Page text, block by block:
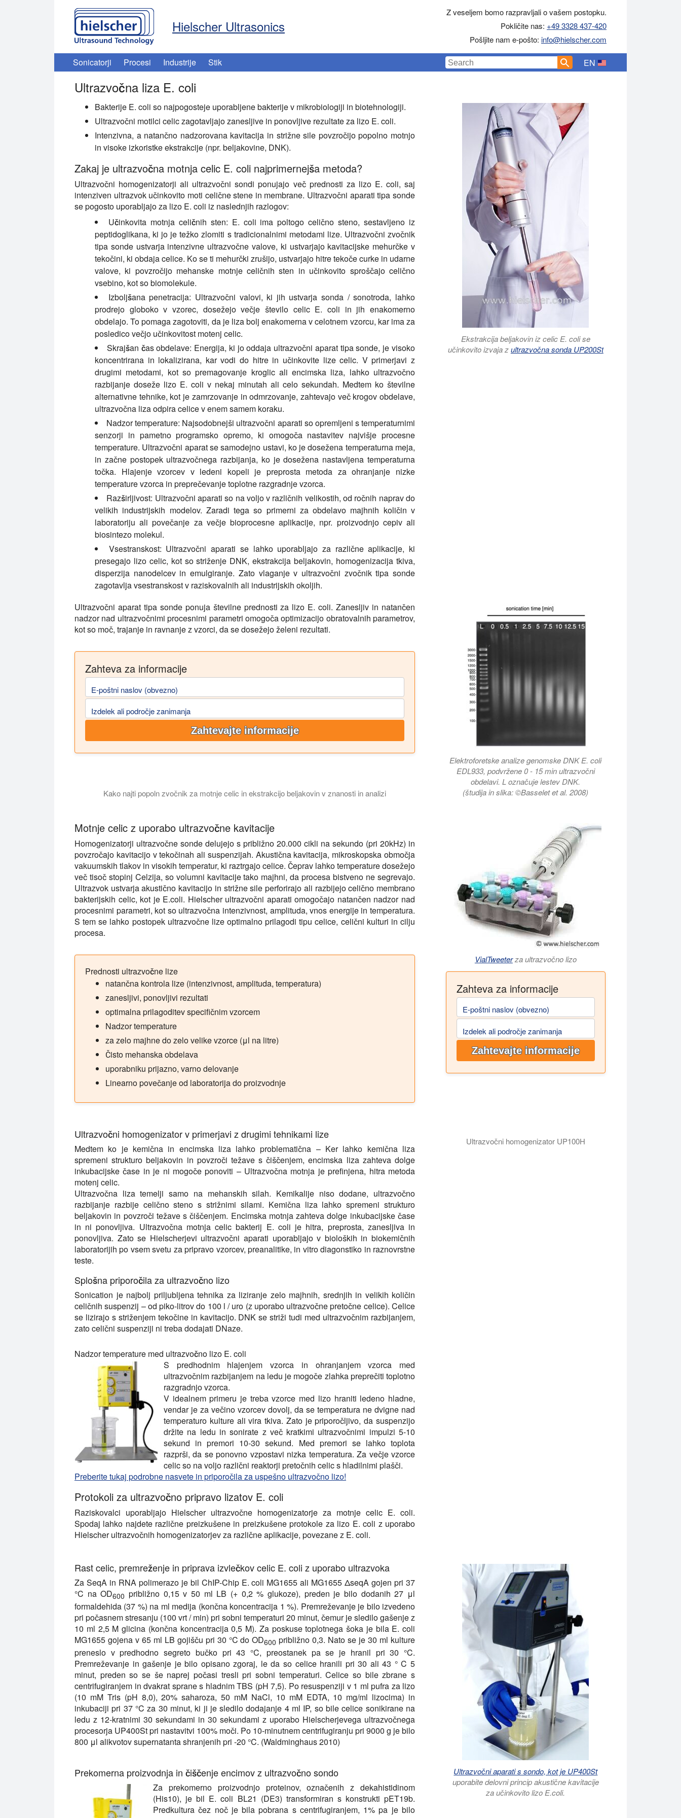
Hielscher Ultrasonics
Z veseljem bomo razpravljali o vašem postopku.
Pokličite nas: +49 3328 437-420
Pošljite nam e-pošto: info@hielscher.com
Sonicatorji Procesi Industrije Stik EN
Ultrazvočna liza E. coli
Bakterije E. coli so najpogosteje uporabljene bakterije v mikrobiologiji in biotehnologiji.
Ultrazvočni motilci celic zagotavljajo zanesljive in ponovljive rezultate za lizo E. coli.
Intenzivna, a natančno nadzorovana kavitacija in strižne sile povzročijo popolno motnjo
in visoke izkoristke ekstrakcije (npr. beljakovine, DNK).
Zakaj je ultrazvočna motnja celic E. coli najprimernejša metoda?
Ultrazvočni homogenizatorji ali ultrazvočni sondi ponujajo več prednosti za lizo E. coli, saj
intenziven ultrazvok učinkovito moti celične stene in membrane. Ultrazvočni aparati tipa sonde
se pogosto uporabljajo za lizo E. coli iz naslednjih razlogov:
Učinkovita motnja celičnih sten: E. coli ima poltogo celično steno, sestavljeno iz
peptidoglikana, ki jo je težko zlomiti s tradicionalnimi metodami lize. Ultrazvočni zvočnik
tipa sonde ustvarja intenzivne ultrazvočne valove, ki ustvarjajo kavitacijske mehurčke v
tekočini, ki obdaja celice. Ko se ti mehurčki zrušijo, ustvarjajo hitre tekoče curke in udarne
valove, ki povzročijo mehanske motnje celičnih sten in učinkovito sproščajo celično
vsebino, kot so biomolekule.
Izboljšana penetracija: Ultrazvočni valovi, ki jih ustvarja sonda / sonotroda, lahko
prodrejo globoko v vzorec, dosežejo večje število celic E. coli in jih enakomerno
obdelajo. To pomaga zagotoviti, da je liza bolj enakomerna v celotnem vzorcu, kar ima za
posledico večjo učinkovitost motenj celic.
Skrajšan čas obdelave: Energija, ki jo oddaja ultrazvočni aparat tipa sonde, je visoko
koncentrirana in lokalizirana, kar vodi do hitre in učinkovite lize celic. V primerjavi z
drugimi metodami, kot so premagovanje kroglic ali encimska liza, lahko ultrazvočno
razbijanje doseže lizo E. coli v nekaj minutah ali celo sekundah. Medtem ko številne
alternativne tehnike, kot je zamrzovanje in odmrzovanje, zahtevajo več krogov obdelave,
ultrazvočna liza odpira celice v enem samem koraku.
Nadzor temperature: Najsodobnejši ultrazvočni aparati so opremljeni s temperaturnimi
senzorji in pametno programsko opremo, ki omogoča nastavitev najvišje procesne
temperature. Ultrazvočni aparat se samodejno ustavi, ko je dosežena temperaturna meja,
in začne postopek ultrazvočnega razbijanja, ko je dosežena nastavljena temperaturna
točka. Hlajenje vzorcev v ledeni kopeli je preprosta metoda za ohranjanje nizke
temperature vzorca in preprečevanje toplotne razgradnje vzorca.
Razširljivost: Ultrazvočni aparati so na voljo v različnih velikostih, od ročnih naprav do
velikih industrijskih modelov. Zaradi tega so primerni za obdelavo majhnih količin v
laboratoriju ali povečanje za večje bioprocesne aplikacije, npr. proizvodnjo cepiv ali
biosintezo molekul.
Vsestranskost: Ultrazvočni aparati se lahko uporabljajo za različne aplikacije, ki
presegajo lizo celic, kot so striženje DNK, ekstrakcija beljakovin, homogenizacija tkiva,
disperzija nanodelcev in emulgiranje. Zato vlaganje v ultrazvočni zvočnik tipa sonde
zagotavlja vsestranskost v raziskovalnih ali industrijskih okoljih.
Ekstrakcija beljakovin iz celic E. coli se
učinkovito izvaja zultrazvočna sonda UP200St
Ultrazvočni aparat tipa sonde ponuja številne prednosti za lizo E. coli. Zanesljiv in natančen
nadzor nad ultrazvočnimi procesnimi parametri omogoča optimizacijo obratovalnih parametrov,
kot so moč, trajanje in ravnanje z vzorci, da se dosežejo želeni rezultati.
Zahteva za informacije
E-poštni naslov (obvezno)
Izdelek ali področje zanimanja
Zahtevajte informacije
Kako najti popoln zvočnik za motnje celic in ekstrakcijo beljakovin v znanosti in analizi
Elektroforetske analize genomske DNK E. coli
EDL933, podvržene 0 - 15 min ultrazvočni
obdelavi. L označuje lestev DNK.
(študija in slika: ©Basselet et al. 2008)
Motnje celic z uporabo ultrazvočne kavitacije
Homogenizatorji ultrazvočne sonde delujejo s približno 20.000 cikli na sekundo (pri 20kHz) in
povzročajo kavitacijo v tekočinah ali suspenzijah. Akustična kavitacija, mikroskopska območja
vakuumskih tlakov in visokih temperatur, ki raztrgajo celice. Čeprav lahko temperature dosežejo
več tisoč stopinj Celzija, so volumni kavitacije tako majhni, da procesa bistveno ne segrevajo.
Ultrazvok ustvarja akustično kavitacijo in strižne sile perforirajo ali razbijejo celično membrano
bakterijskih celic, kot je E.coli. Hielscher ultrazvočni aparati omogočajo natančen nadzor nad
procesnimi parametri, kot so ultrazvočna intenzivnost, amplituda, vnos energije in temperatura.
S tem se lahko postopek ultrazvočne lize optimalno prilagodi tipu celice, celični kulturi in cilju
procesa.
Prednosti ultrazvočne lize
natančna kontrola lize (intenzivnost, amplituda, temperatura)
zanesljivi, ponovljivi rezultati
optimalna prilagoditev specifičnim vzorcem
Nadzor temperature
za zelo majhne do zelo velike vzorce (μl na litre)
Čisto mehanska obdelava
uporabniku prijazno, varno delovanje
Linearno povečanje od laboratorija do proizvodnje
VialTweeterza ultrazvočno lizo
Zahteva za informacije
E-poštni naslov (obvezno)
Izdelek ali področje zanimanja
Zahtevajte informacije
Ultrazvočni homogenizator v primerjavi z drugimi tehnikami lize
Medtem ko je kemična in encimska liza lahko problematična – Ker lahko kemična liza
spremeni strukturo beljakovin in povzroči težave s čiščenjem, encimska liza zahteva dolge
inkubacijske čase in je ni mogoče ponoviti – Ultrazvočna motnja je prefinjena, hitra metoda
motenj celic.
Ultrazvočna liza temelji samo na mehanskih silah. Kemikalije niso dodane, ultrazvočno
razbijanje razbije celično steno s strižnimi silami. Kemična liza lahko spremeni strukturo
beljakovin in povzroči težave s čiščenjem. Encimska motnja zahteva dolge inkubacijske čase
in ni ponovljiva. Ultrazvočna motnja celic bakterij E. coli je hitra, preprosta, zanesljiva in
ponovljiva. Zato se Hielscherjevi ultrazvočni aparati uporabljajo v bioloških in biokemičnih
laboratorijih po vsem svetu za pripravo vzorcev, preanalitike, in vitro diagonstiko in raznovrstne
teste.
Splošna priporočila za ultrazvočno lizo
Sonication je najbolj priljubljena tehnika za liziranje zelo majhnih, srednjih in velikih količin
celičnih suspenzij – od piko-litrov do 100 l / uro (z uporabo ultrazvočne pretočne celice). Celice
se lizirajo s striženjem tekočine in kavitacijo. DNK se striži tudi med ultrazvočnim razbijanjem,
zato celični suspenziji ni treba dodajati DNaze.
Nadzor temperature med ultrazvočno lizo E. coli
S predhodnim hlajenjem vzorca in ohranjanjem vzorca med
ultrazvočnim razbijanjem na ledu je mogoče zlahka preprečiti toplotno
razgradnjo vzorca.
V idealnem primeru je treba vzorce med lizo hraniti ledeno hladne,
vendar je za večino vzorcev dovolj, da se temperatura ne dvigne nad
temperaturo kulture ali vira tkiva. Zato je priporočljivo, da suspenzijo
držite na ledu in sonirate z več kratkimi ultrazvočnimi impulzi 5-10
sekund in premori 10-30 sekund. Med premori se lahko toplota
razprši, da se ponovno vzpostavi nizka temperatura. Za večje vzorce
celic so na voljo različni reaktorji pretočnih celic s hladilnimi plašči.
Preberite tukaj podrobne nasvete in priporočila za uspešno ultrazvočno lizo!
Protokoli za ultrazvočno pripravo lizatov E. coli
Raziskovalci uporabljajo Hielscher ultrazvočne homogenizatorje za motnje celic E. coli.
Spodaj lahko najdete različne preizkušene in preizkušene protokole za lizo E. coli z uporabo
Hielscher ultrazvočnih homogenizatorjev za različne aplikacije, povezane z E. coli.
Ultrazvočni homogenizator UP100H
Rast celic, premreženje in priprava izvlečkov celic E. coli z uporabo ultrazvoka
Za SeqA in RNA polimerazo je bil ChIP-Chip E. coli MG1655 ali MG1655 ΔseqA gojen pri 37
°C na OD600 približno 0,15 v 50 ml LB (+ 0,2 % glukoze), preden je bilo dodanih 27 μl
formaldehida (37 %) na ml medija (končna koncentracija 1 %). Premreževanje je bilo izvedeno
pri počasnem stresanju (100 vrt / min) pri sobni temperaturi 20 minut, čemur je sledilo gašenje z
10 ml 2,5 M glicina (končna koncentracija 0,5 M). Za poskuse toplotnega šoka je bila E. coli
MG1655 gojena v 65 ml LB gojišču pri 30 °C do OD600 približno 0,3. Nato se je 30 ml kulture
preneslo v predhodno segreto bučko pri 43 °C, preostanek pa se je hranil pri 30 °C.
Premreževanje in gašenje je bilo opisano zgoraj, le da so celice hranili pri 30 ali 43 ° C 5
minut, preden so se še naprej počasi tresli pri sobni temperaturi. Celice so bile zbrane s
centrifugiranjem in dvakrat sprane s hladnim TBS (pH 7,5). Po resuspenziji v 1 ml pufra za lizo
(10 mM Tris (pH 8,0), 20% saharoza, 50 mM NaCl, 10 mM EDTA, 10 mg/ml lizocima) in
inkubaciji pri 37 °C za 30 minut, ki ji je sledilo dodajanje 4 ml IP, so bile celice sonikirane na
ledu z 12-kratnimi 30 sekundami in 30 sekundami z uporabo Hielscherjevega ultrazvočnega
procesorja UP400St pri nastavitvi 100% moči. Po 10-minutnem centrifugiranju pri 9000 g je bilo
800 μl alikvotov supernatanta shranjenih pri -20 °C. (Waldminghaus 2010)
Prekomerna proizvodnja in čiščenje encimov z ultrazvočno sondo
Za prekomerno proizvodnjo proteinov, označenih z dekahistidinom
(His10), je bil E. coli BL21 (DE3) transformiran s konstrukti pET19b.
Predkultura čez noč je bila pobrana s centrifugiranjem, 1% pa je bilo
Ultrazvočni aparati s sondo, kot je UP400St
uporabite delovni princip akustične kavitacije
za učinkovito lizo E.coli.